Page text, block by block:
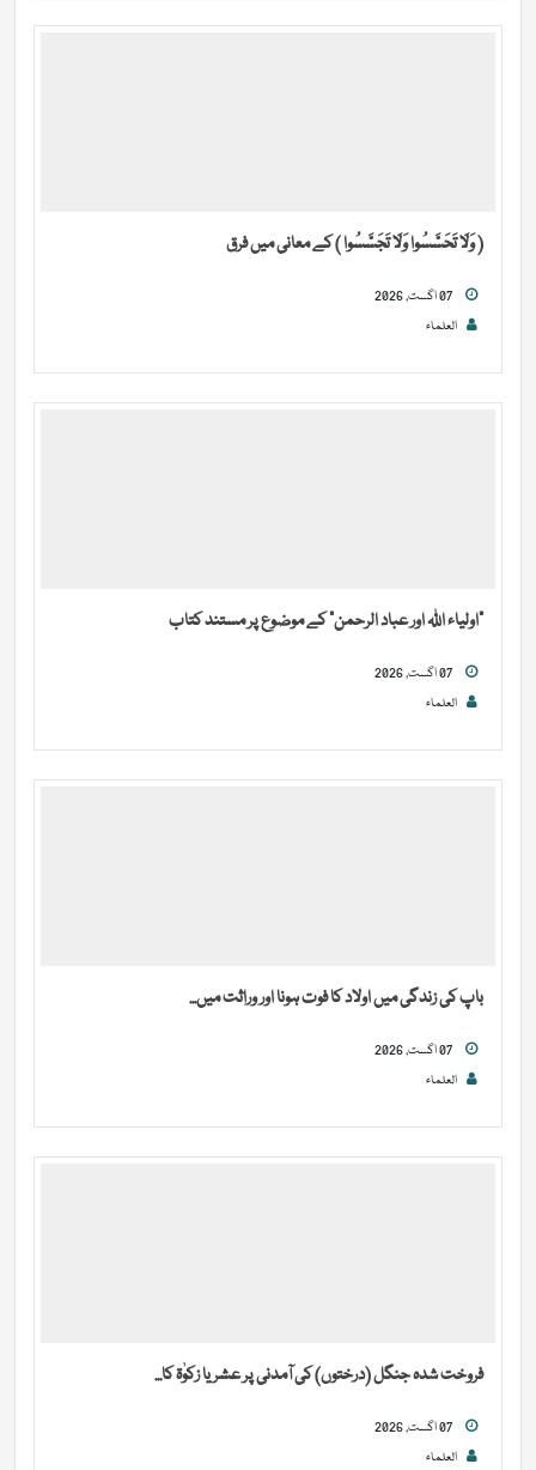
( وَلَا تَحَسَّسُوا وَلَا تَجَسَّسُوا ) کے معانی میں فرق
العلماء
“اولیاء اللہ اور عباد الرحمن” کے موضوع پر مستند کتاب
العلماء
باپ کی زندگی میں اولاد کا فوت ہونا اور وراثت میں...
العلماء
فروخت شدہ جنگل (درختوں) کی آمدنی پر عشر یا زکوٰۃ کا...
العلماء